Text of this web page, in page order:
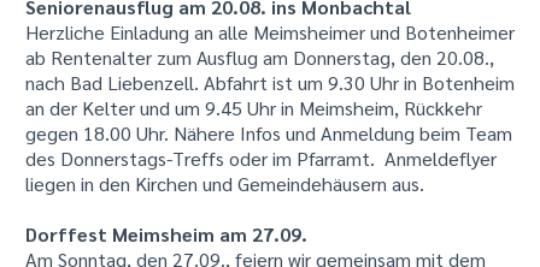
Seniorenausflug am 20.08. ins Monbachtal
Herzliche Einladung an alle Meimsheimer und Botenheimer
ab Rentenalter zum Ausflug am Donnerstag, den 20.08.,
nach Bad Liebenzell. Abfahrt ist um 9.30 Uhr in Botenheim
an der Kelter und um 9.45 Uhr in Meimsheim, Rückkehr
gegen 18.00 Uhr. Nähere Infos und Anmeldung beim Team
des Donnerstags-Treffs oder im Pfarramt. Anmeldeflyer
liegen in den Kirchen und Gemeindehäusern aus.
Dorffest Meimsheim am 27.09.
Am Sonntag, den 27.09., feiern wir gemeinsam mit dem